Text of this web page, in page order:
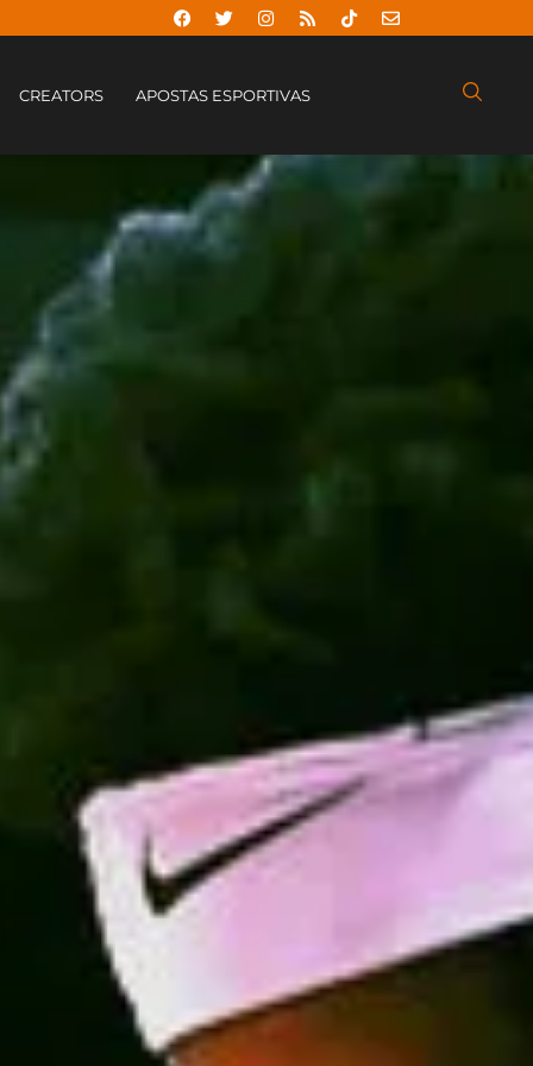
CREATORS APOSTAS ESPORTIVAS